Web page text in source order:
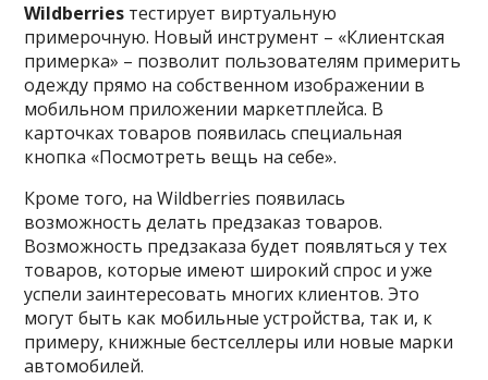
Wildberries тестирует виртуальную
примерочную. Новый инструмент – «Клиентская
примерка» – позволит пользователям примерить
одежду прямо на собственном изображении в
мобильном приложении маркетплейса. В
карточках товаров появилась специальная
кнопка «Посмотреть вещь на себе».
Кроме того, на Wildberries появилась
возможность делать предзаказ товаров.
Возможность предзаказа будет появляться у тех
товаров, которые имеют широкий спрос и уже
успели заинтересовать многих клиентов. Это
могут быть как мобильные устройства, так и, к
примеру, книжные бестселлеры или новые марки
автомобилей.